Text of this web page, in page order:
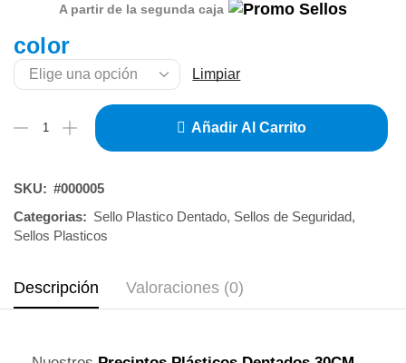
A partir de la segunda caja
color
Limpiar
Añadir Al Carrito
SKU: #000005
Categorias: Sello Plastico Dentado, Sellos de Seguridad,
Sellos Plasticos
Descripción Valoraciones (0)